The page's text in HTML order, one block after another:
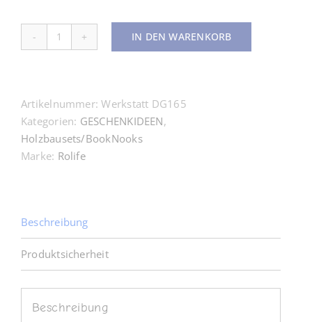
Werkstatt
IN DEN WARENKORB
Artikelnummer:Werkstatt DG165
Kategorien: GESCHENKIDEEN,
Holzbausets/BookNooks
Marke: Rolife
Beschreibung
Produktsicherheit
Beschreibung